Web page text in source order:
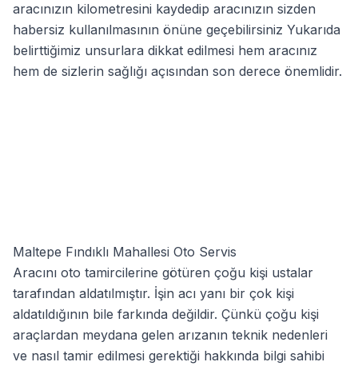
aracınızın kilometresini kaydedip aracınızın sizden
habersiz kullanılmasının önüne geçebilirsiniz Yukarıda
belirttiğimiz unsurlara dikkat edilmesi hem aracınız
hem de sizlerin sağlığı açısından son derece önemlidir.
Maltepe Fındıklı Mahallesi Oto Servis
Aracını oto tamircilerine götüren çoğu kişi ustalar
tarafından aldatılmıştır. İşin acı yanı bir çok kişi
aldatıldığının bile farkında değildir. Çünkü çoğu kişi
araçlardan meydana gelen arızanın teknik nedenleri
ve nasıl tamir edilmesi gerektiği hakkında bilgi sahibi